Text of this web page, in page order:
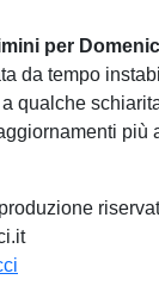
per
da tempo
qualche
più